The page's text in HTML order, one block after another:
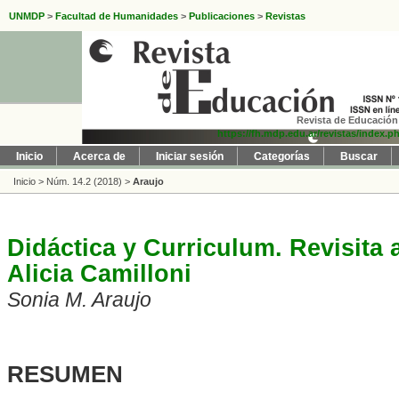
UNMDP > Facultad de Humanidades > Publicaciones > Revistas
Revista de
https://fh.mdp.edu.ar/revistas/
Inicio Acerca de Iniciar sesión Categorías Buscar
Inicio > Núm. 14.2 (2018) > Araujo
Didáctica y Curriculum. Revisita
Alicia Camilloni
Sonia M. Araujo
RESUMEN